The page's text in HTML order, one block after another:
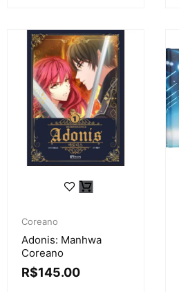
Coreano
Adonis: Manhwa
Coreano
R$145.00